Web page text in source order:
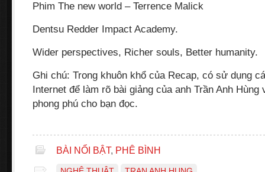
Phim The new world – Terrence Malick
Dentsu Redder Impact Academy.
Wider perspectives, Richer souls, Better humanity.
Ghi chú: Trong khuôn khổ của Recap, có sử dụng
Internet để làm rõ bài giảng của anh Trần Anh Hùng
phong phú cho bạn đọc.
BÀI NỔI BẬT, PHÊ BÌNH